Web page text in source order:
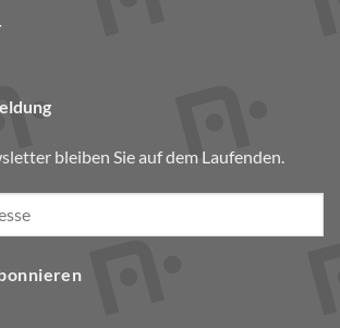
bleiben Sie auf dem Laufenden.